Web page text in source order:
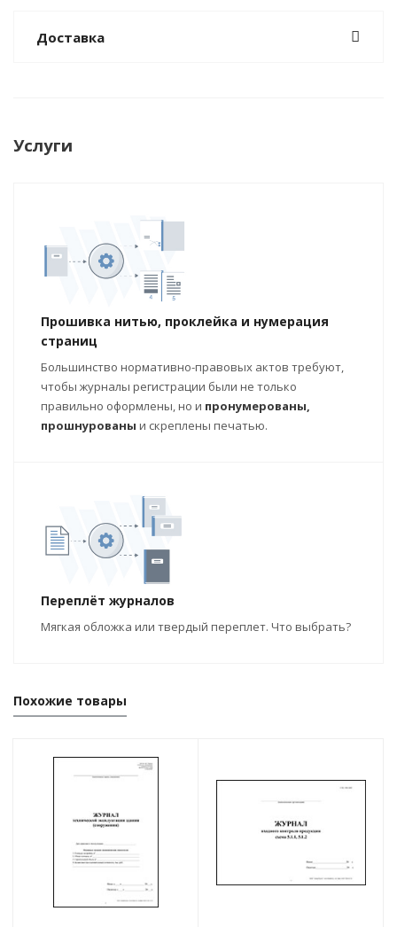
Доставка
Услуги
Прошивка нитью, проклейка и нумерация
страниц
Большинство нормативно-правовых актов требуют,
чтобы журналы регистрации были не только
правильно оформлены, но и пронумерованы,
прошнурованы и скреплены печатью.
Переплёт журналов
Мягкая обложка или твердый переплет. Что выбрать?
Похожие товары